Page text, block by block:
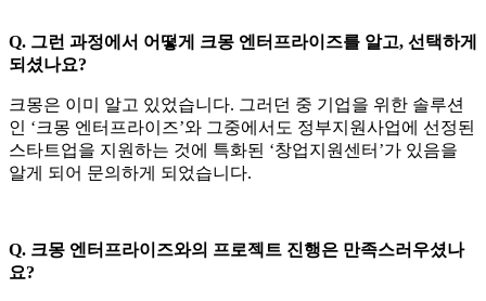
Q. 그런 과정에서 어떻게 크몽 엔터프라이즈를 알고, 선택하게
되셨나요?
크몽은 이미 알고 있었습니다. 그러던 중 기업을 위한 솔루션
인 ‘크몽 엔터프라이즈’와 그중에서도 정부지원사업에 선정된
스타트업을 지원하는 것에 특화된 ‘창업지원센터’가 있음을
알게 되어 문의하게 되었습니다.
Q. 크몽 엔터프라이즈와의 프로젝트 진행은 만족스러우셨나
요?